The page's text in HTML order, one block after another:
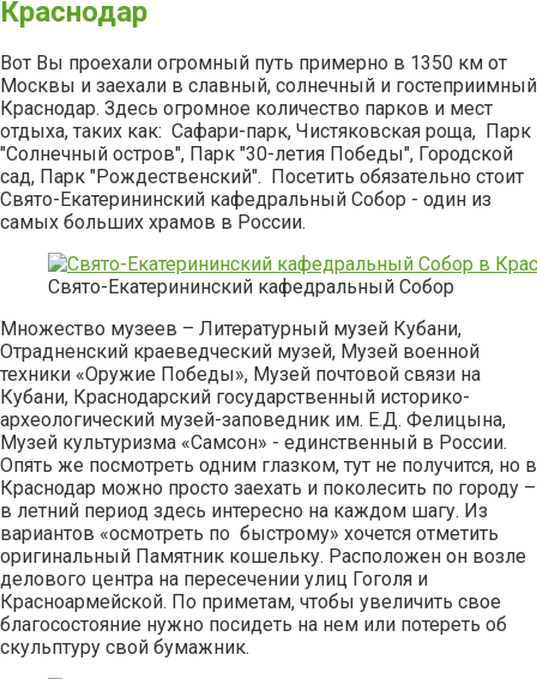
Краснодар
Вот Вы проехали огромный путь примерно в 1350 км от
Москвы и заехали в славный, солнечный и гостеприимный
Краснодар. Здесь огромное количество парков и мест
отдыха, таких как: Сафари-парк, Чистяковская роща, Парк
"Солнечный остров", Парк "30-летия Победы", Городской
сад, Парк "Рождественский". Посетить обязательно стоит
Свято-Екатерининский кафедральный Собор - один из
самых больших храмов в России.
Свято-Екатерининский кафедральный Собор
Множество музеев – Литературный музей Кубани,
Отрадненский краеведческий музей, Музей военной
техники «Оружие Победы», Музей почтовой связи на
Кубани, Краснодарский государственный историко-
археологический музей-заповедник им. Е.Д. Фелицына,
Музей культуризма «Самсон» - единственный в России.
Опять же посмотреть одним глазком, тут не получится, но в
Краснодар можно просто заехать и поколесить по городу –
в летний период здесь интересно на каждом шагу. Из
вариантов «осмотреть по быстрому» хочется отметить
оригинальный Памятник кошельку. Расположен он возле
делового центра на пересечении улиц Гоголя и
Красноармейской. По приметам, чтобы увеличить свое
благосостояние нужно посидеть на нем или потереть об
скульптуру свой бумажник.